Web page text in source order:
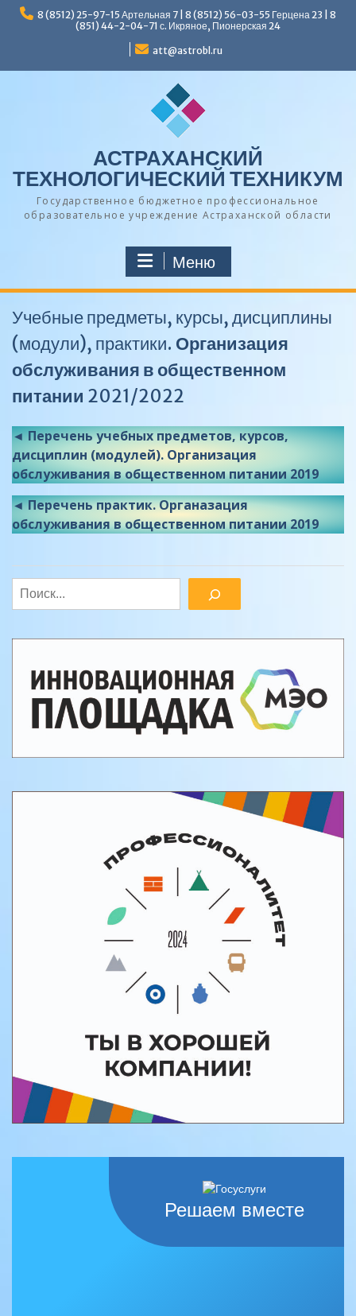
Перейти8 (8512) 25-97-15 Артельная 7 | 8 (8512) 56-03-55 Герцена 23 | 8
(851) 44-2-04-71 с. Икряное, Пионерская 24
att@astrobl.ru
АСТРАХАНСКИЙ
ТЕХНОЛОГИЧЕСКИЙ ТЕХНИКУМ
Государственное бюджетное профессиональное
образовательное учреждение Астраханской области
Меню
Учебные предметы, курсы, дисциплины
(модули), практики. Организация
обслуживания в общественном
питании 2021/2022
◄ Перечень учебных предметов, курсов,
дисциплин (модулей). Организация
обслуживания в общественном питании 2019
◄ Перечень практик. Органазация
обслуживания в общественном питании 2019
Поиск
Решаем вместе